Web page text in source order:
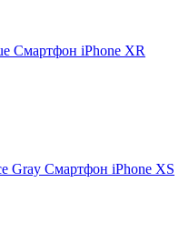
Смартфон iPhone XR
Смартфон iPhone XS